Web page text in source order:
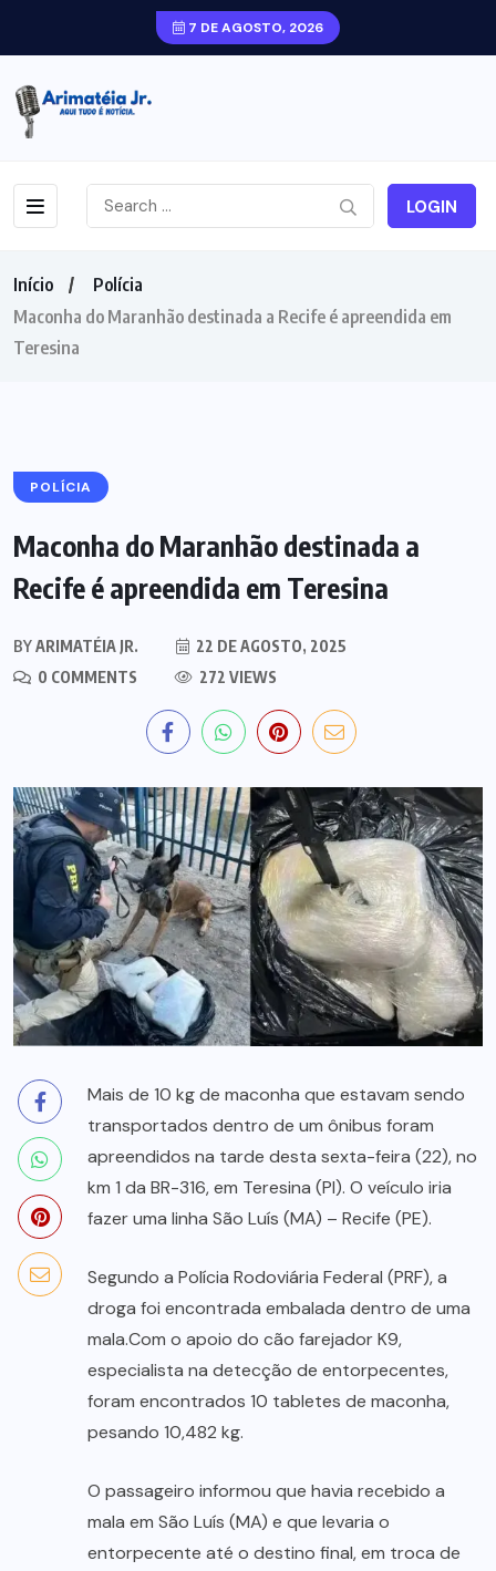
7 DE AGOSTO, 2026
LOGIN
Início
Polícia
Maconha do Maranhão destinada a Recife é apreendida em
Teresina
POLÍCIA
Maconha do Maranhão destinada a
Recife é apreendida em Teresina
BYARIMATÉIA JR.
22 DE AGOSTO, 2025
0 COMMENTS
272 VIEWS
Mais de 10 kg de maconha que estavam sendo
transportados dentro de um ônibus foram
apreendidos na tarde desta sexta-feira (22), no
km 1 da BR-316, em Teresina (PI). O veículo iria
fazer uma linha São Luís (MA) – Recife (PE).
Segundo a Polícia Rodoviária Federal (PRF), a
droga foi encontrada embalada dentro de uma
mala.Com o apoio do cão farejador K9,
especialista na detecção de entorpecentes,
foram encontrados 10 tabletes de maconha,
pesando 10,482 kg.
O passageiro informou que havia recebido a
mala em São Luís (MA) e que levaria o
entorpecente até o destino final, em troca de